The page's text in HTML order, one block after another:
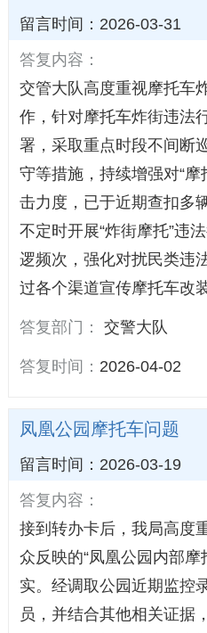
留言时间：2026-03-31
答复内容：
交管大队高度重视摩托车
作，针对摩托车炸街违法
署，采取重点时段不间断
守等措施，持续增强对“
击力度，已于近期查扣多
不定时开展“炸街摩托”违
逻频次，强化对扰民类违
过各个渠道宣传摩托车改
答复部门： 交警大队
答复时间： 2026-04-02
凤凰公园摩托车问题
留言时间：2026-03-19
答复内容：
接到转办卡后，我局高度
众反映的“凤凰公园内部摩
实。经调取公园近期监控
员，并结合其他相关证据